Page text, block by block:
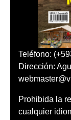
Teléfono:
Dirección:
Prohibida la
cualquier